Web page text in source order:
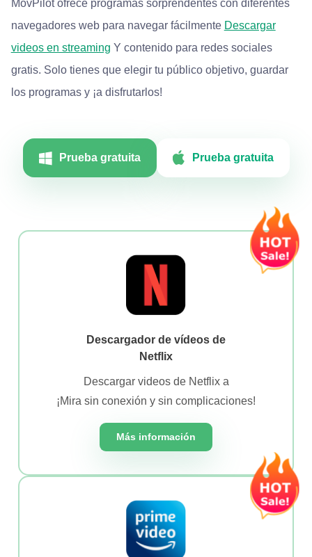
MovPilot ofrece programas sorprendentes con diferentes
navegadores web para navegar fácilmente Descargar
videos en streaming Y contenido para redes sociales
gratis. Solo tienes que elegir tu público objetivo, guardar
los programas y ¡a disfrutarlos!
Prueba gratuita Prueba gratuita
Descargador de vídeos de
Netflix
Descargar videos de Netflix a
¡Mira sin conexión y sin complicaciones!
Más información